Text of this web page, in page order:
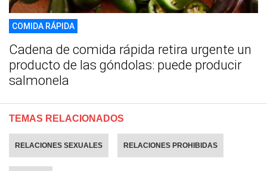
COMIDA RÁPIDA
Cadena de comida rápida retira urgente un
producto de las góndolas: puede producir
salmonela
TEMAS RELACIONADOS
RELACIONES SEXUALES RELACIONES PROHIBIDAS